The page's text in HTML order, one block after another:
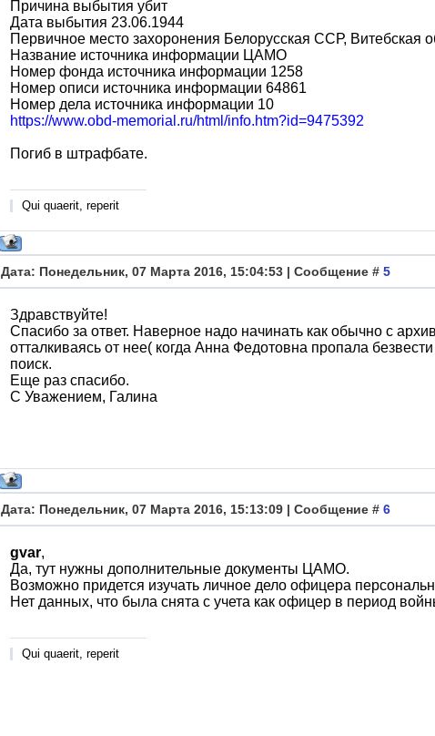
Причина выбытия убит
Дата выбытия 23.06.1944
Первичное место захоронения Белорусская ССР, Витебская
Название источника информации ЦАМО
Номер фонда источника информации 1258
Номер описи источника информации 64861
Номер дела источника информации 10
https://www.obd-memorial.ru/html/info.htm?id=9475392
Погиб в штрафбате.
Qui quaerit, reperit
Дата: Понедельник, 07 Марта 2016, 15:04:53 | Сообщение # 5
Здравствуйте!
Спасибо за ответ. Наверное надо начинать как обычно с
отталкиваясь от нее( когда Анна Федотовна пропала
поиск.
Еще раз спасибо.
С Уважением, Галина
Дата: Понедельник, 07 Марта 2016, 15:13:09 | Сообщение # 6
gvar,
Да, тут нужны дополнительные документы ЦАМО.
Возможно придется изучать личное дело офицера
Нет данных, что была снята с учета как офицер в период
Qui quaerit, reperit